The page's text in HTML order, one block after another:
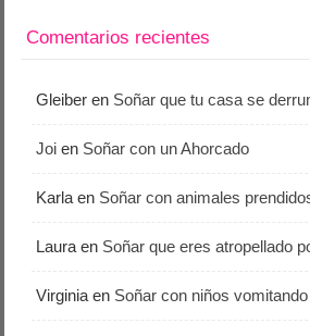
Comentarios recientes
Gleiber en Soñar que tu casa se
Joi en Soñar con un Ahorcado
Karla en Soñar con animales
Laura en Soñar que eres atropellado
Virginia en Soñar con niños vomitando